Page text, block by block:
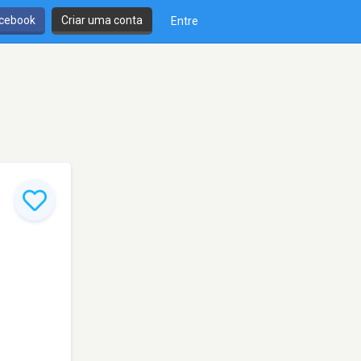
Criar uma conta Entre